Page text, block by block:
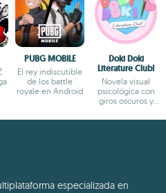
PUBG MOBILE
El rey indiscutible
de los battle
royale en Android
Doki Doki
Literature Club!
Novela visual
psicológica con
giros oscuros y
especializada en